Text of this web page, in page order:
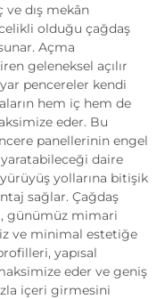
dış mekân
olduğu çağdaş
Açma
geleneksel açılır
pencereler kendi
hem iç hem de
eder. Bu
panellerinin engel
daire
yollarına bitişik
sağlar. Çağdaş
günümüz mimari
ve minimal estetiğe
yapısal
eder ve geniş
içeri girmesini